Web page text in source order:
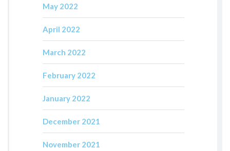
May 2022
April 2022
March 2022
February 2022
January 2022
December 2021
November 2021